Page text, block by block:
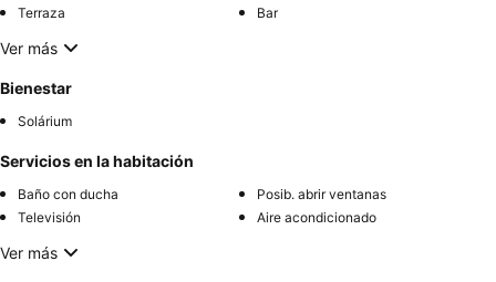
Terraza
Bar
Ver más
Bienestar
Solárium
Servicios en la habitación
Baño con ducha
Posib. abrir ventanas
Televisión
Aire acondicionado
Ver más